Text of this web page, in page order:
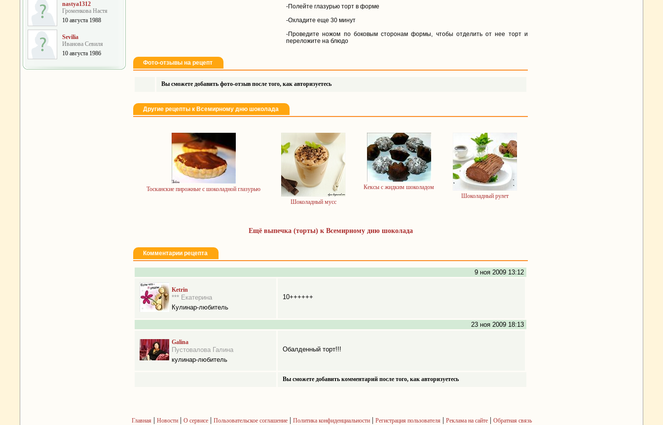
nastya1312
Громенкова Настя
10 августа 1988
Sevilia
Иванова Севиля
10 августа 1986
-Полейте глазурью торт в форме
-Охладите еще 30 минут
-Проведите ножом по боковым сторонам формы, чтобы отделить от нее торт и
переложите на блюдо
Фото-отзывы на рецепт
Вы сможете добавить фото-отзыв после того, как авторизуетесь
Другие рецепты к Всемирному дню шоколада
Тосканские пирожные с шоколадной глазурью
Шоколадный мусс
Кексы с жидким шоколадом
Шоколадный рулет
Ещё выпечка (торты) к Всемирному дню шоколада
Комментарии рецепта
9 ноя 2009 13:12
Ketrin
*** Екатерина
Кулинар-любитель
10++++++
23 ноя 2009 18:13
Galina
Пустовалова Галина
кулинар-любитель
Обалденный торт!!!
Вы сможете добавить комментарий после того, как авторизуетесь
Главная | Новости| О сервисе| Пользовательское соглашение| Политика конфиденциальности| Регистрация пользователя | Реклама на сайте| Обратная связь